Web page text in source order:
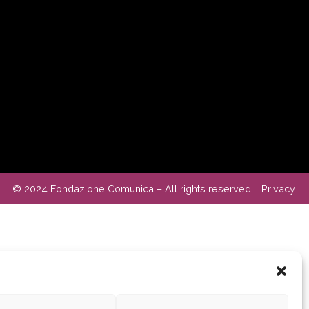
© 2024 Fondazione Comunica – All rights reserved Privacy